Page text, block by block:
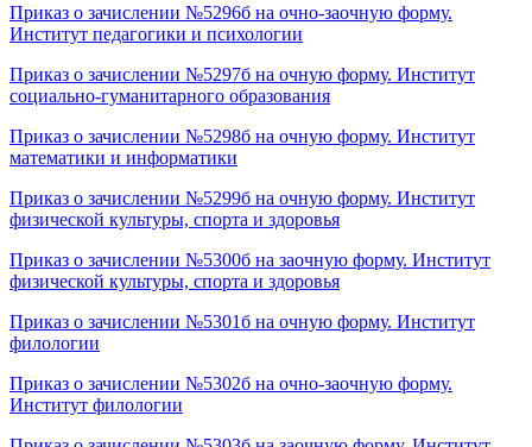
Приказ о зачислении №5296б на очно-заочную форму.
Институт педагогики и психологии
Приказ о зачислении №5297б на очную форму. Институт
социально-гуманитарного образования
Приказ о зачислении №5298б на очную форму. Институт
математики и информатики
Приказ о зачислении №5299б на очную форму. Институт
физической культуры, спорта и здоровья
Приказ о зачислении №5300б на заочную форму. Институт
физической культуры, спорта и здоровья
Приказ о зачислении №5301б на очную форму. Институт
филологии
Приказ о зачислении №5302б на очно-заочную форму.
Институт филологии